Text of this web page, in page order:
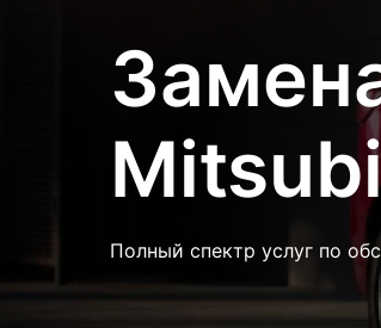
Полный спектр услуг по